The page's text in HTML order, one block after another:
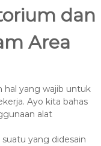
dan
Area
hal yang wajib untuk
Ayo kita bahas
alat
yang didesain